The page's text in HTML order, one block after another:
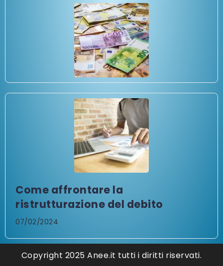
Come affrontare la
ristrutturazione del debito
07/02/2024
Copyright 2025 Anee.it tutti i diritti riservati.